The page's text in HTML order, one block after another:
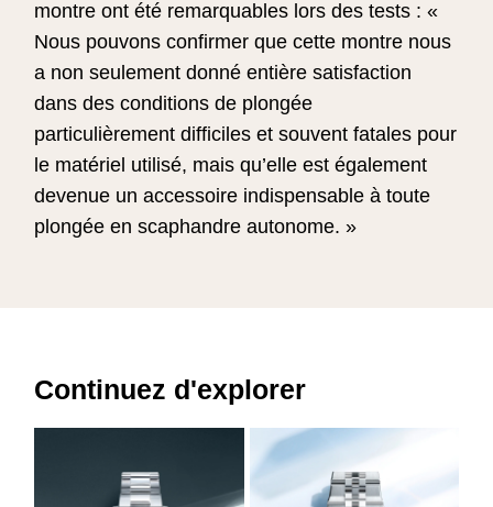
montre ont été remarquables lors des tests : «
Nous pouvons confirmer que cette montre nous
a non seulement donné entière satisfaction
dans des conditions de plongée
particulièrement difficiles et souvent fatales pour
le matériel utilisé, mais qu’elle est également
devenue un accessoire indispensable à toute
plongée en scaphandre autonome. »
Continuez d'explorer